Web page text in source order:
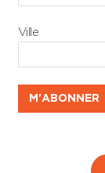
Ville